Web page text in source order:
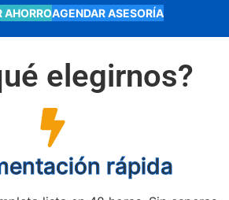
AHORROAGENDAR ASESORÍA
elegirnos?
rápida